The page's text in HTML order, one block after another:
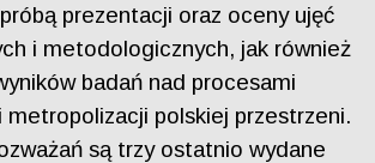
prezentacji oraz oceny ujęć
i metodologicznych, jak również
badań nad procesami
metropolizacji polskiej przestrzeni.
są trzy ostatnio wydane